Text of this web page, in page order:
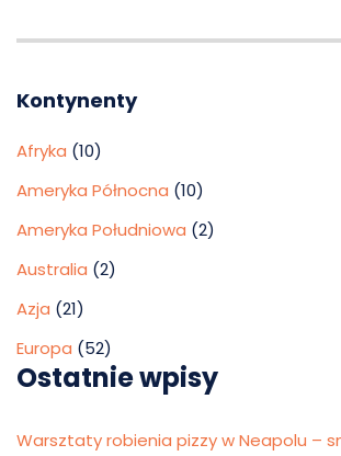
Kontynenty
Afryka (10)
Ameryka Północna (10)
Ameryka Południowa (2)
Australia (2)
Azja (21)
Europa (52)
Ostatnie wpisy
Warsztaty robienia pizzy w Neapolu –